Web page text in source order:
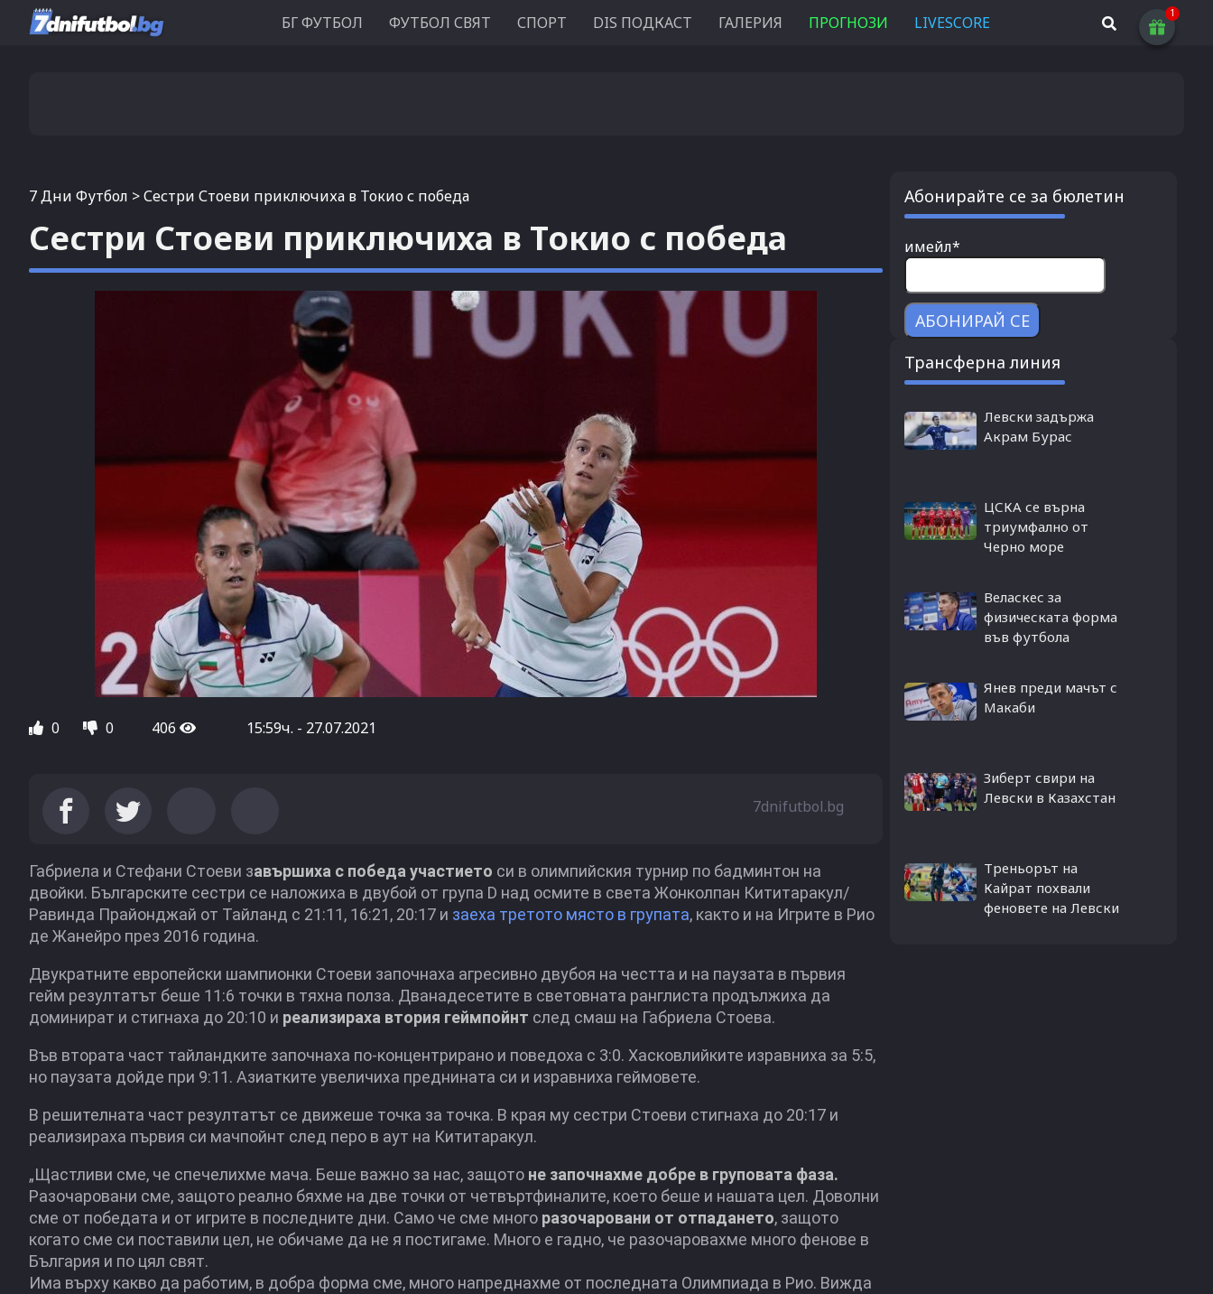
БГ ФУТБОЛ ФУТБОЛ СВЯТ СПОРТ DIS ПОДКАСТ ГАЛЕРИЯ ПРОГНОЗИ LIVESCORE
7 Дни Футбол >Сестри Стоеви приключиха в Токио с победа
Сестри Стоеви приключиха в Токио с победа
0 0 406 15:59ч. - 27.07.2021
7dnifutbol.bg
Габриела и Стефани Стоеви завършиха с победа участието си в олимпийския турнир по бадминтон на
двойки. Българските сестри се наложиха в двубой от група D над осмите в света Жонколпан Кититаракул/
Равинда Прайонджай от Тайланд с 21:11, 16:21, 20:17 и заеха третото място в групата, както и на Игрите в Рио
де Жанейро през 2016 година.
Двукратните европейски шампионки Стоеви започнаха агресивно двубоя на честта и на паузата в първия
гейм резултатът беше 11:6 точки в тяхна полза. Дванадесетите в световната ранглиста продължиха да
доминират и стигнаха до 20:10 и реализираха втория геймпойнт след смаш на Габриела Стоева.
Във втората част тайландките започнаха по-концентрирано и поведоха с 3:0. Хасковлийките изравниха за 5:5,
но паузата дойде при 9:11. Азиатките увеличиха преднината си и изравниха геймовете.
В решителната част резултатът се движеше точка за точка. В края му сестри Стоеви стигнаха до 20:17 и
реализираха първия си мачпойнт след перо в аут на Кититаракул.
„Щастливи сме, че спечелихме мача. Беше важно за нас, защото не започнахме добре в груповата фаза.
Разочаровани сме, защото реално бяхме на две точки от четвъртфиналите, което беше и нашата цел. Доволни
сме от победата и от игрите в последните дни. Само че сме много разочаровани от отпадането, защото
когато сме си поставили цел, не обичаме да не я постигаме. Много е гадно, че разочаровахме много фенове в
България и по цял свят.
Има върху какво да работим, в добра форма сме, много напреднахме от последната Олимпиада в Рио. Вижда
Абонирайте се за бюлетин
имейл*
Трансферна линия
Левски задържа
Акрам Бурас
ЦСКА се върна
триумфално от
Черно море
Веласкес за
физическата форма
във футбола
Янев преди мачът с
Макаби
Зиберт свири на
Левски в Казахстан
Треньорът на
Кайрат похвали
феновете на Левски